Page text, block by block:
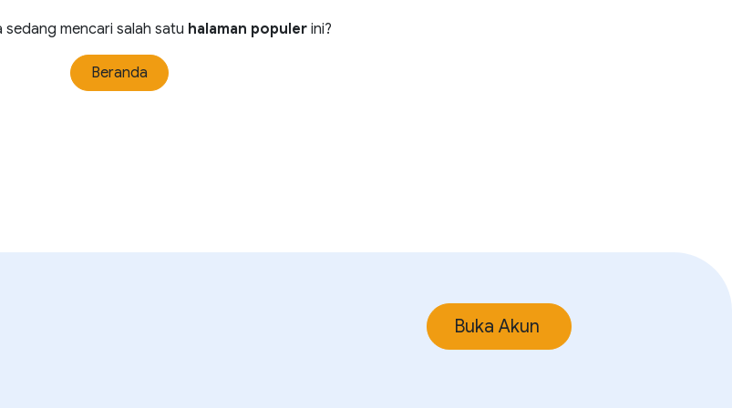
sedang mencari salah satu halaman populer ini?
Beranda
Buka Akun